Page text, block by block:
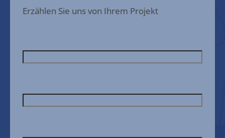
Erzählen Sie uns von Ihrem Projekt